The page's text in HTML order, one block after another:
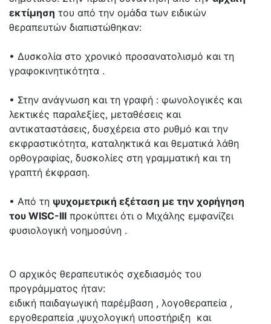
εκτίμηση του από την ομάδα των ειδικών
θεραπευτών διαπιστώθηκαν:
• Δυσκολία στο χρονικό προσανατολισμό και τη
γραφοκινητικότητα .
• Στην ανάγνωση και τη γραφή : φωνολογικές και
λεκτικές παραλεξίες, μεταθέσεις και
αντικαταστάσεις, δυσχέρεια στο ρυθμό και την
εκφραστικότητα, καταληκτικά και θεματικά λάθη
ορθογραφίας, δυσκολίες στη γραμματική και τη
γραπτή έκφραση.
• Από τη ψυχομετρική εξέταση με την χορήγηση
του WISC-III προκύπτει ότι ο Μιχάλης εμφανίζει
φυσιολογική νοημοσύνη .
Ο αρχικός θεραπευτικός σχεδιασμός του
προγράμματος ήταν:
ειδική παιδαγωγική παρέμβαση , λογοθεραπεία ,
εργοθεραπεία ,ψυχολογική υποστήριξη και